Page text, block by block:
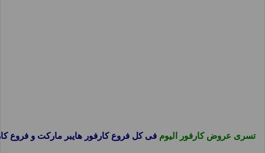
تسرى عروض كارفور اليوم فى كل فروع كارفور هايبر ماركت و فروع